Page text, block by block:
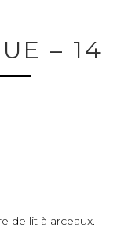
– 14
de lit à arceaux.